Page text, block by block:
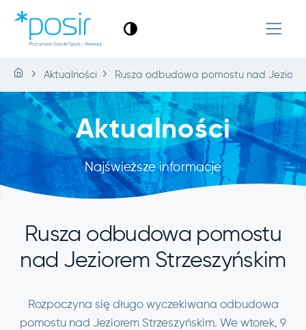
Aktualności Rusza odbudowa pomostu nad
Aktualności
Najświeższe informacje
Rusza odbudowa pomostu
nad Jeziorem Strzeszyńskim
Rozpoczyna się długo wyczekiwana odbudowa
pomostu nad Jeziorem Strzeszyńskim. We wtorek, 9